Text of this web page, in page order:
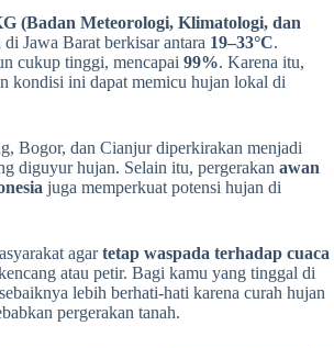
(Badan Meteorologi, Klimatologi, dan
di Jawa Barat berkisar antara 19–33°C.
cukup tinggi, mencapai 99%. Karena itu,
kondisi ini dapat memicu hujan lokal di
Bogor, dan Cianjur diperkirakan menjadi
diguyur hujan. Selain itu, pergerakan awan
juga memperkuat potensi hujan di
agartetap waspada terhadap cuaca
atau petir. Bagi kamu yang tinggal di
lebih berhati-hati karena curah hujan
pergerakan tanah.